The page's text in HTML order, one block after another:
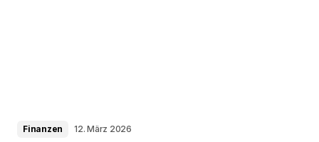
Finanzen 12. März 2026